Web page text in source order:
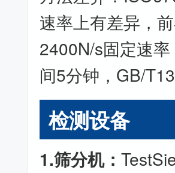
速率上有差异，
2400N/s固定速
间5分钟，GB/
检测设备
1.筛分机：